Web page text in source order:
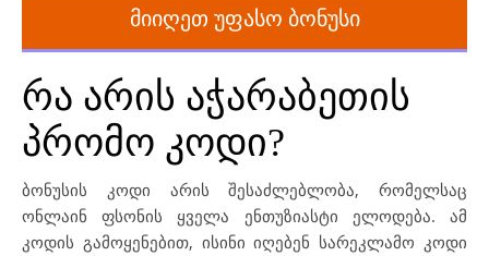
მიიღეთ უფასო ბონუსი
რა არის აჭარაბეთის
პრომო კოდი?
ბონუსის კოდი არის შესაძლებლობა, რომელსაც
ონლაინ ფსონის ყველა ენთუზიასტი ელოდება. ამ
კოდის გამოყენებით, ისინი იღებენ სარეკლამო კოდი